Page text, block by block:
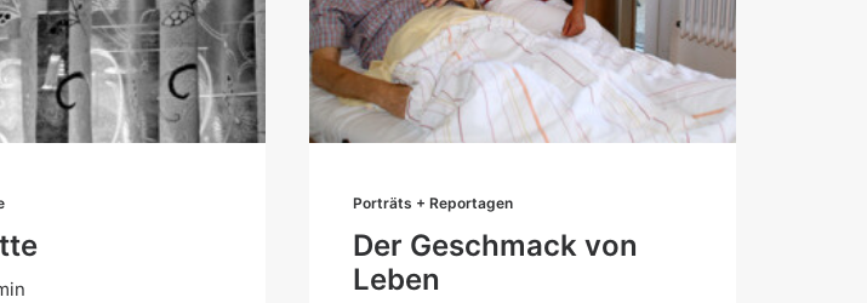
Porträts + Reportagen
Der Geschmack von
Leben